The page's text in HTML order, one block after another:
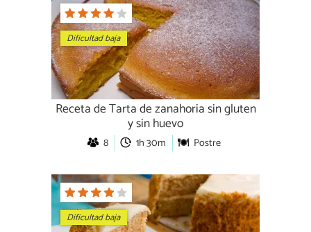
Dificultad baja
Receta de Tarta de zanahoria sin gluten
y sin huevo
8 1h 30m Postre
Dificultad baja